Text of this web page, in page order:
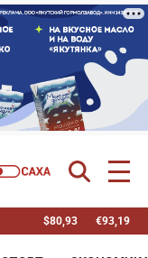
$80,93 €93,19